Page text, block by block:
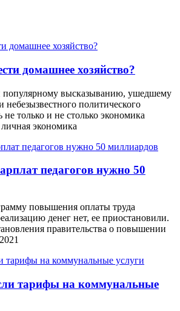
домашнее хозяйство?
высказыванию, ушедшему
небезызвестного политического
не только и не столько экономика
личная экономика
педагогов нужно 50
повышения оплаты труда
денег нет, ее приостановили.
правительства о повышении
тарифы на коммунальные